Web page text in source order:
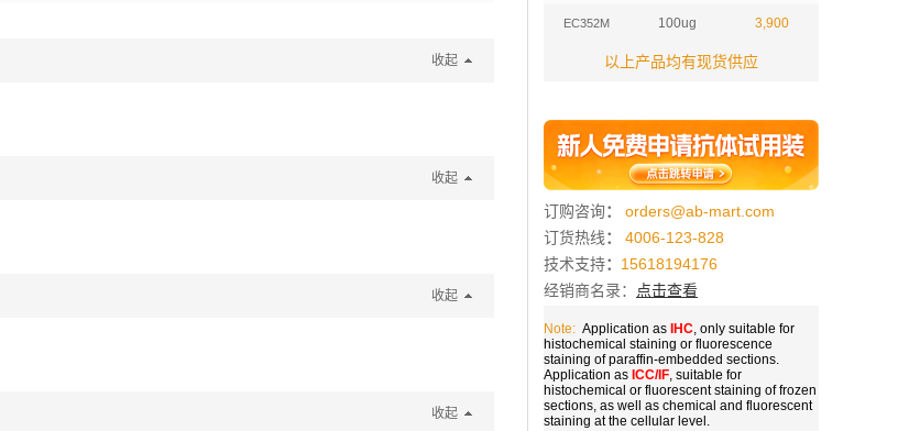
EC352M 100ug 3,900
以上产品均有现货供应
订购咨询：
orders@ab-mart.com
订货热线：
4006-123-828
技术支持： 15618194176
经销商名录：
点击查看
Note: Application as IHC, only suitable for
histochemical staining or fluorescence
staining of paraffin-embedded sections.
Application as ICC/IF, suitable for
histochemical or fluorescent staining of frozen
sections, as well as chemical and fluorescent
staining at the cellular level.
收起
收起
收起
收起